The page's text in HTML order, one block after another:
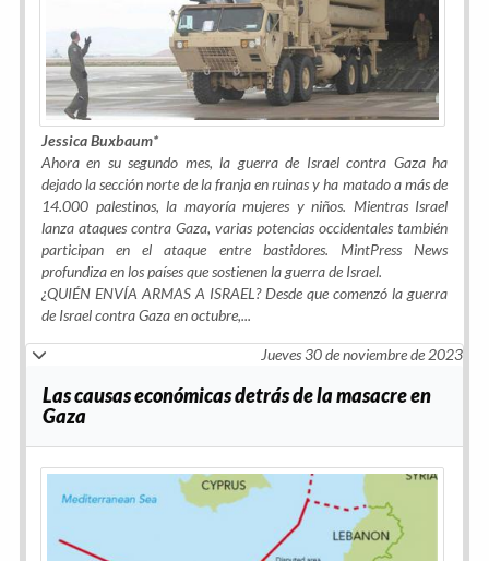
Jessica Buxbaum*
Ahora en su segundo mes, la guerra de Israel contra Gaza ha
dejado la sección norte de la franja en ruinas y ha matado a más de
14.000 palestinos, la mayoría mujeres y niños. Mientras Israel
lanza ataques contra Gaza, varias potencias occidentales también
participan en el ataque entre bastidores. MintPress News
profundiza en los países que sostienen la guerra de Israel.
¿QUIÉN ENVÍA ARMAS A ISRAEL? Desde que comenzó la guerra
de Israel contra Gaza en octubre,...
Jueves 30 de noviembre de 2023
Las causas económicas detrás de la masacre en
Gaza